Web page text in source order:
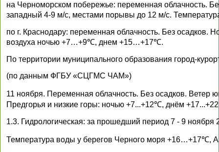
на Черноморском побережье: переменная облачность.
западный 4-9 м/с, местами порывы до 12 м/с.
по г. Краснодару: переменная облачность. Без осадков.
воздуха ночью +7…+9℃, днем +15…+17℃.
По территории муниципального образования город-
(по данным ФГБУ «СЦГМС ЧАМ»)
11 ноября. Переменная облачность. Без осадков.
Предгорья и низкие горы: ночью +7...+12℃, днём
1.3. Гидрологическая: за прошедший период 7 - 9
Температура воды у берегов Черного моря +16…+17℃,